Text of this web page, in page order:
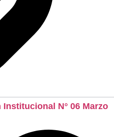
N° 06 Marzo